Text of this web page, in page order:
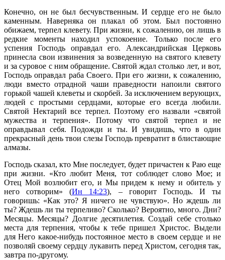
Конечно, он не был бесчувственным. И сердце его не было
каменным. Наверняка он плакал об этом. Был постоянно
обижаем, терпел клевету. При жизни, к сожалению, он лишь в
редкие моменты находил успокоение. Только после его
успения Господь оправдал его. Александрийская Церковь
принесла свои извинения за возведенную на святого клевету
и за суровое с ним обращение. Святой ждал столько лет, и вот,
Господь оправдал раба Своего. При его жизни, к сожалению,
люди вместо отрадной чаши праведности напоили святого
горькой чашей клеветы и скорбей. За исключением верующих,
людей с простыми сердцами, которые его всегда любили.
Святой Нектарий все терпел. Поэтому его назвали «святой
мужества и терпения». Потому что святой терпел и не
оправдывал себя. Подожди и ты. И увидишь, что в один
прекрасный день твои слезы Господь превратит в блистающие
алмазы.
Господь сказал, кто Мне последует, будет причастен к Раю еще
при жизни. «Кто любит Меня, тот соблюдет слово Мое; и
Отец Мой возлюбит его, и Мы придем к нему и обитель у
него сотворим» (Ин 14:23), – говорит Господь. И ты
говоришь: «Как это? Я ничего не чувствую». Но ждешь ли
ты? Ждешь ли ты терпеливо? Сколько? Вероятно, много. Дни?
Месяцы. Месяцы? Долгие десятилетия. Создай себе столько
места для терпения, чтобы к тебе пришел Христос. Выдели
для Него какое-нибудь постоянное место в своем сердце и не
позволяй своему сердцу лукавить перед Христом, сегодня так,
завтра по-другому.